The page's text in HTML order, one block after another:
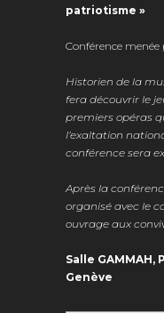
patriotisme »
Conférence
Historien de la
fera découvrir le
premiers opéras
l’exaltation
conférence sera
Après la
organisé avec le
ouvrage aux
Salle GAMMAH,
Genève